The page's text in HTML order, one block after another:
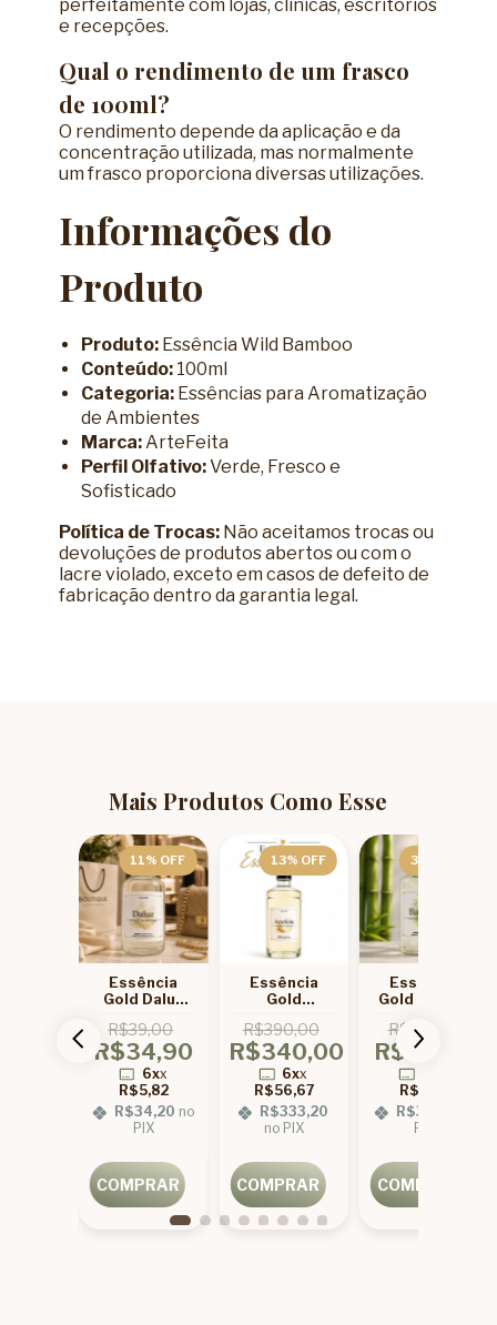
perfeitamente com lojas, clínicas, escritórios
e recepções.
Qual o rendimento de um frasco
de 100ml?
O rendimento depende da aplicação e da
concentração utilizada, mas normalmente
um frasco proporciona diversas utilizações.
Informações do
Produto
Produto: Essência Wild Bamboo
Conteúdo: 100ml
Categoria: Essências para Aromatização
de Ambientes
Marca:ArteFeita
Perfil Olfativo:Verde, Fresco e
Sofisticado
Política de Trocas: Não aceitamos trocas ou
devoluções de produtos abertos ou com o
lacre violado, exceto em casos de defeito de
fabricação dentro da garantia legal.
Mais Produtos Como Esse
11% OFF
Essência
Gold Daluz
R$39,00
R$34,90
6xx
R$5,82
R$34,20 no
PIX
COMPRAR
13% OFF
Essência
Gold
1 Litro -
Escolha Seu
Aroma
R$390,00
R$340,00
6xx
R$56,67
R$333,20
no PIX
COMPRAR
31
Essência
Gold Bambu
R$49,00
R$34,00
R$5,67
R$33,32
PIX
COMPRAR